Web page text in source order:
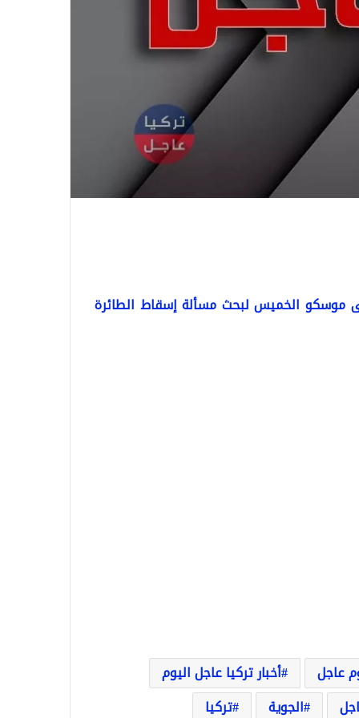
موسكو الخميس لبحث مسألة إسقاط الطائرة
عاجل
أخبار تركيا عاجل اليوم
الجوية
تركيا